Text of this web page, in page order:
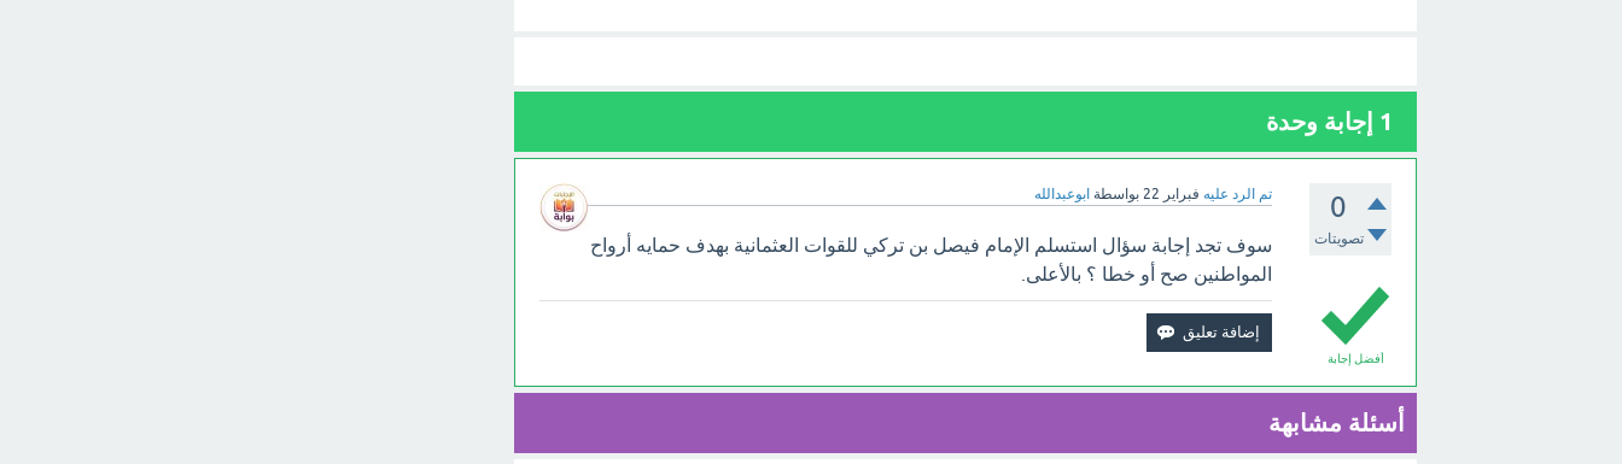
1 إجابة وحدة
0
تصويتات
تم الرد عليه فبراير 22 بواسطة ابوعبدالله
أفضل إجابة
سوف تجد إجابة سؤال استسلم الإمام فيصل بن تركي للقوات العثمانية بهدف حمايه أرواح
المواطنين صح أو خطا ؟ بالأعلى.
أسئلة مشابهة